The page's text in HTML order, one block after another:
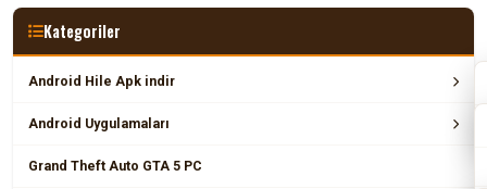
Kategoriler
Android Hile Apk indir
Android Uygulamaları
Grand Theft Auto GTA 5 PC